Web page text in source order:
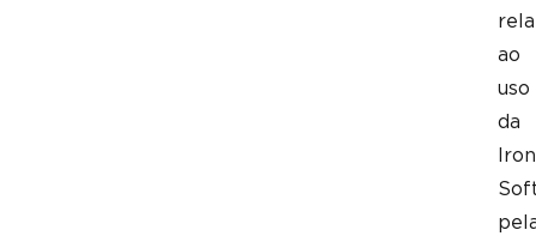
ao
uso
da
Iron